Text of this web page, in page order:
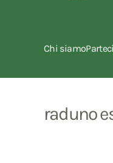
Chi siamo
raduno